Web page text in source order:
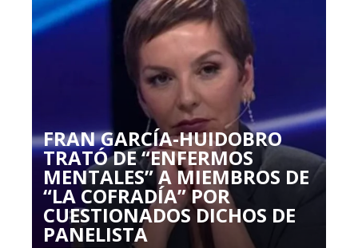
FRAN GARCÍA-HUIDOBRO
TRATÓ DE “ENFERMOS
MENTALES” A MIEMBROS DE
“LA COFRADÍA” POR
CUESTIONADOS DICHOS DE
PANELISTA